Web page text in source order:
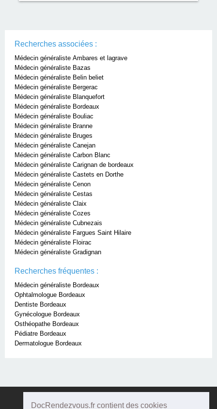
DocRendezvous.fr contient des cookies
Recherches associées :
Médecin généraliste Ambares et lagrave
Médecin généraliste Bazas
Médecin généraliste Belin beliet
Médecin généraliste Bergerac
Médecin généraliste Blanquefort
Médecin généraliste Bordeaux
Médecin généraliste Bouliac
Médecin généraliste Branne
Médecin généraliste Bruges
Médecin généraliste Canejan
Médecin généraliste Carbon Blanc
Médecin généraliste Carignan de bordeaux
Médecin généraliste Castets en Dorthe
Médecin généraliste Cenon
Médecin généraliste Cestas
Médecin généraliste Claix
Médecin généraliste Cozes
Médecin généraliste Cubnezais
Médecin généraliste Fargues Saint Hilaire
Médecin généraliste Floirac
Médecin généraliste Gradignan
Recherches fréquentes :
Médecin généraliste Bordeaux
Ophtalmologue Bordeaux
Dentiste Bordeaux
Gynécologue Bordeaux
Osthéopathe Bordeaux
Pédiatre Bordeaux
Dermatologue Bordeaux